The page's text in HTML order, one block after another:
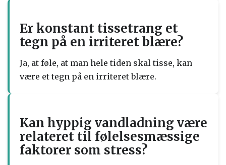
Er konstant tissetrang et
tegn på en irriteret blære?
Ja, at føle, at man hele tiden skal tisse, kan
være et tegn på en irriteret blære.
Kan hyppig vandladning være
relateret til følelsesmæssige
faktorer som stress?